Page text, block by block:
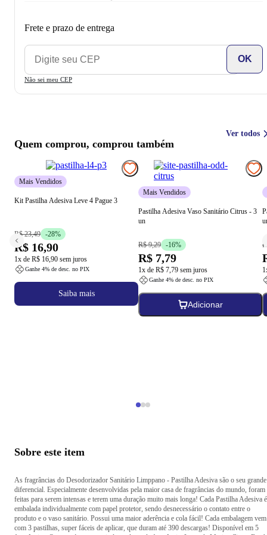
Frete e prazo de entrega
OK
Não sei meu CEP
Quem comprou, comprou também
Ver todos
Mais Vendidos
Kit Pastilha Adesiva Leve 4 Pague 3
R$ 23,49 -28%
R$ 16,90
1x de R$ 16,90 sem juros
Ganhe 4% de desc. no PIX
Saiba mais
Mais Vendidos
Pastilha Adesiva Vaso Sanitário Citrus - 3
un
R$ 9,29 -16%
R$ 7,79
1x de R$ 7,79 sem juros
Ganhe 4% de desc. no PIX
Adicionar
1
Sobre este item
As fragrâncias do Desodorizador Sanitário Limppano - Pastilha Adesiva são o seu grande
diferencial. Especialmente desenvolvidas pela maior casa de fragrâncias do mundo, foram
feitas para serem intensas e terem uma duração muito mais longa! Cada Pastilha Adesiva é
embalada individualmente com papel protetor, sendo desnecessário o contato entre o
produto e o vaso sanitário. Possui uma maior aderência e cola fácil! Cada embalagem vem
com 3 pastilhas, super fáceis de aplicar, que duram até 390 descargas! Disponível em 5